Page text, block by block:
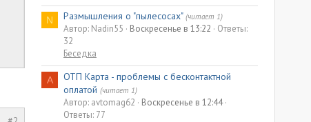
N Размышления о "пылесосах" (читает 1)
Автор: Nadin55 Воскресенье в 13:22
Ответы:
32
Беседка
A
ОТП Карта - проблемы с бесконтактной
оплатой (читает 1)
Автор: avtomag62
Воскресенье в 12:44
Ответы: 77